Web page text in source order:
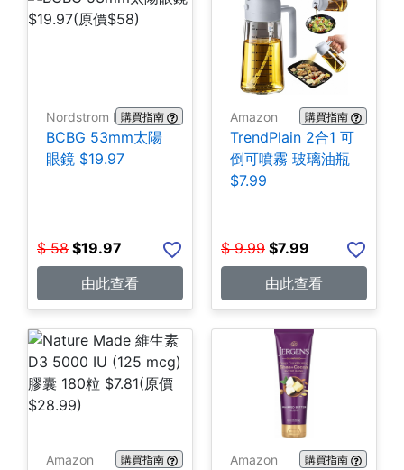
Nordstrom Rack購買指南
BCBG 53mm太陽
眼鏡 $19.97
$ 58 $19.97
由此查看
Amazon 購買指南
TrendPlain 2合1 可
倒可噴霧 玻璃油瓶
$7.99
$ 9.99 $7.99
由此查看
Amazon 購買指南 Amazon 購買指南